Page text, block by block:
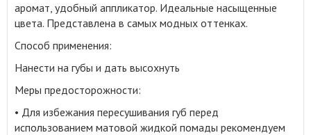
аромат, удобный аппликатор. Идеальные насыщенные
цвета. Представлена в самых модных оттенках.
Способ применения:
Нанести на губы и дать высохнуть
Меры предосторожности:
• Для избежания пересушивания губ перед
использованием матовой жидкой помады рекомендуем